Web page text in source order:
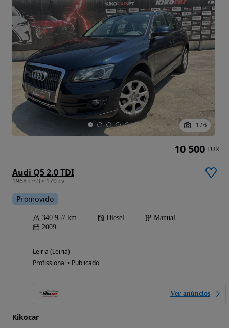
1 / 6
Audi Q5 2.0 TDI
1968 cm3 • 170 cv
Promovido
340 957 km Diesel
Manual
2009
Leiria (Leiria)
Profissional • Publicado
Ver anúncios
Kikocar
10 500 EUR